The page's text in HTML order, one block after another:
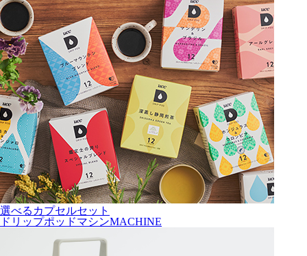
選べるカプセルセット
ドリップポッドマシンMACHINE